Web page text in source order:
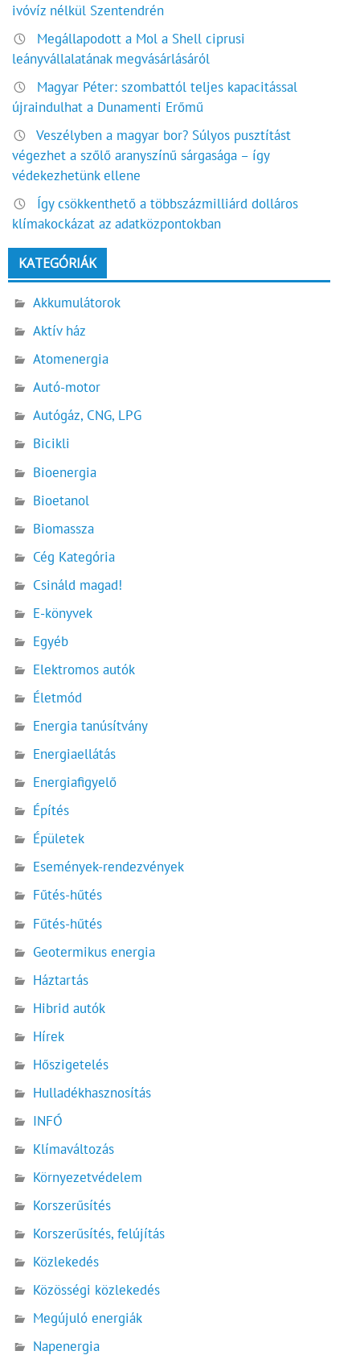
ivóvíz nélkül Szentendrén
Megállapodott a Mol a Shell ciprusi
leányvállalatának megvásárlásáról
Magyar Péter: szombattól teljes kapacitással
újraindulhat a Dunamenti Erőmű
Veszélyben a magyar bor? Súlyos pusztítást
végezhet a szőlő aranyszínű sárgasága – így
védekezhetünk ellene
Így csökkenthető a többszázmilliárd dolláros
klímakockázat az adatközpontokban
KATEGÓRIÁK
Akkumulátorok
Aktív ház
Atomenergia
Autó-motor
Autógáz, CNG, LPG
Bicikli
Bioenergia
Bioetanol
Biomassza
Cég Kategória
Csináld magad!
E-könyvek
Egyéb
Elektromos autók
Életmód
Energia tanúsítvány
Energiaellátás
Energiafigyelő
Építés
Épületek
Események-rendezvények
Fűtés-hűtés
Fűtés-hűtés
Geotermikus energia
Háztartás
Hibrid autók
Hírek
Hőszigetelés
Hulladékhasznosítás
INFÓ
Klímaváltozás
Környezetvédelem
Korszerűsítés
Korszerűsítés, felújítás
Közlekedés
Közösségi közlekedés
Megújuló energiák
Napenergia